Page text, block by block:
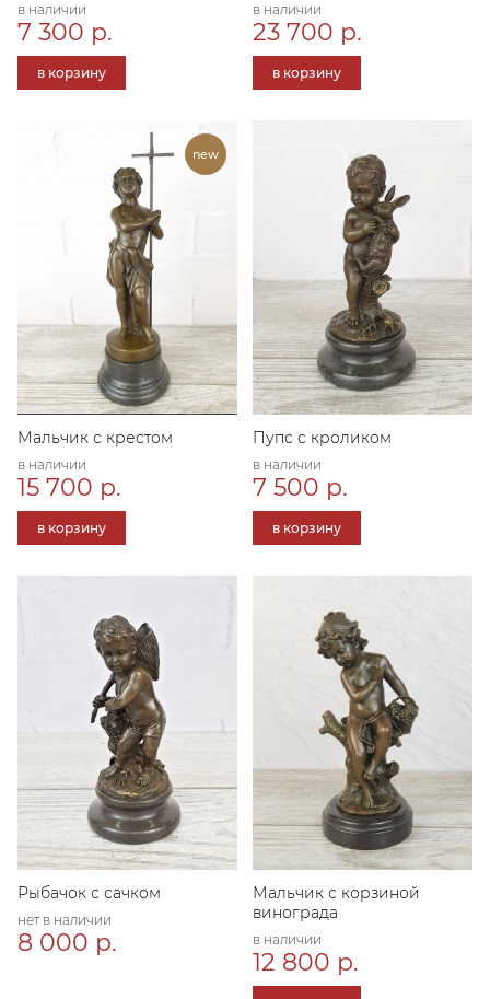
в наличии
7 300 р.
в корзину
в наличии
23 700 р.
в корзину
Мальчик с крестом
в наличии
15 700 р.
в корзину
Пупс с кроликом
в наличии
7 500 р.
в корзину
Рыбачок с сачком
нет в наличии
8 000 р.
Мальчик с корзиной
винограда
в наличии
12 800 р.